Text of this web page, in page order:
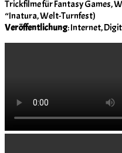
Trickfilme für Fantasy Games,
“Inatura, Welt-Turnfest)
Veröffentlichung: Internet,